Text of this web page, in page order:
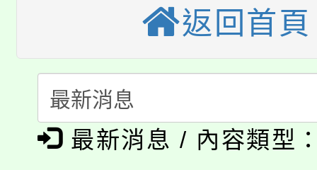
視費優惠，中低收入戶
半價優惠，詳情可洽有
者。
大園自造教育及科技
份教師增能研習
份教師研習
淨零綠生活教案入校路
會
公告本校115學年度第
「本色祭」8/29、30在
返回首頁
最新消息 / 內容類型